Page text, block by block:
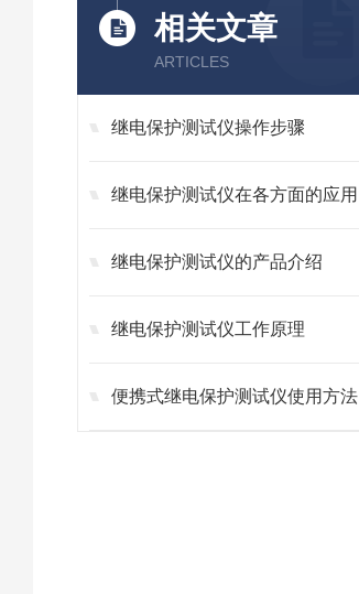
相关文章
ARTICLES
继电保护测试仪操作步骤
继电保护测试仪在各方面的应用
继电保护测试仪的产品介绍
继电保护测试仪工作原理
便携式继电保护测试仪使用方法